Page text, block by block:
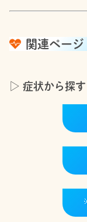
関連ページ
▷ 症状から探す